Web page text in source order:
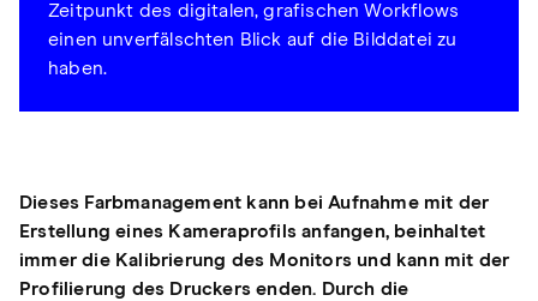
Zeitpunkt des digitalen, grafischen Workflows
einen unverfälschten Blick auf die Bilddatei zu
haben.
Dieses Farbmanagement kann bei Aufnahme mit der
Erstellung eines Kameraprofils anfangen, beinhaltet
immer die Kalibrierung des Monitors und kann mit der
Profilierung des Druckers enden. Durch die